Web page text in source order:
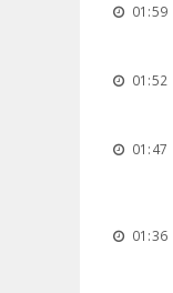
01:59
01:52
01:47
01:36